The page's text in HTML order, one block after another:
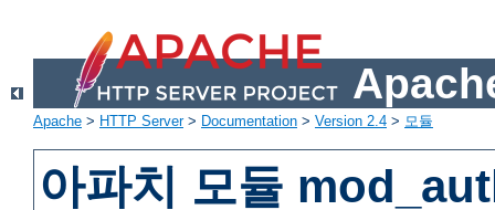
Apache > HTTP Server> Documentation > Version 2.4 > 모듈
아파치 모듈